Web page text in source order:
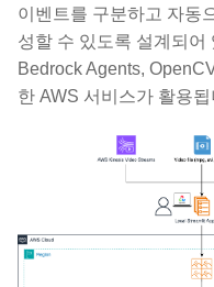
이벤트를 구분하고 자동
성할 수 있도록 설계되어
Bedrock Agents,
한 AWS 서비스가 활용됩